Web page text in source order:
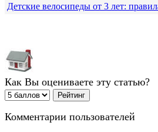
Детские велосипеды от 3 лет:
Как Вы оцениваете эту статью?
Комментарии пользователей